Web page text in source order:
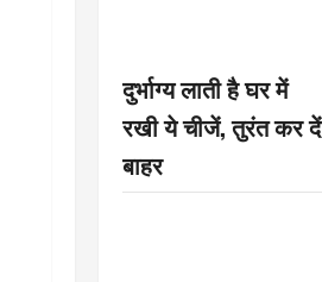
दुर्भाग्य लाती है घर में
रखी ये चीजें, तुरंत कर दें
बाहर